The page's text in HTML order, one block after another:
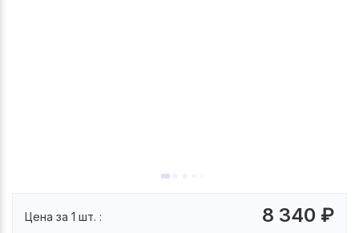
Цена за 1 шт. : 8 340 ₽